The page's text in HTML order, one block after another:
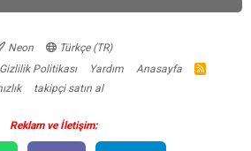
Neon
Türkçe (TR)
Gizlilik Politikası Yardım Anasayfa
R
takipçi satın al
Reklam ve İletişim: